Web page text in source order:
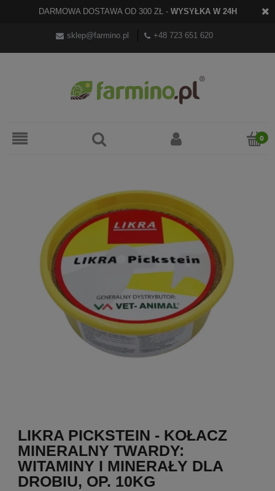
DARMOWA DOSTAWA OD 300 ZŁ - WYSYŁKA W 24H
sklep@farmino.pl +48 723 651 620
LIKRA PICKSTEIN - KOŁACZ
MINERALNY TWARDY:
WITAMINY I MINERAŁY DLA
DROBIU, OP. 10KG